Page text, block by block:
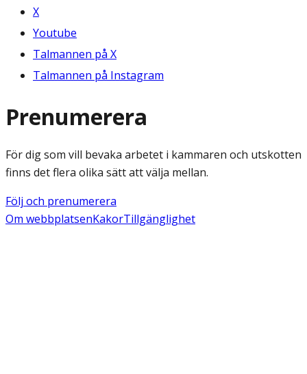
X
Youtube
Talmannen på X
Talmannen på Instagram
Prenumerera
För dig som vill bevaka arbetet i kammaren och utskotten
finns det flera olika sätt att välja mellan.
Följ och prenumerera
Om webbplatsenKakorTillgänglighet